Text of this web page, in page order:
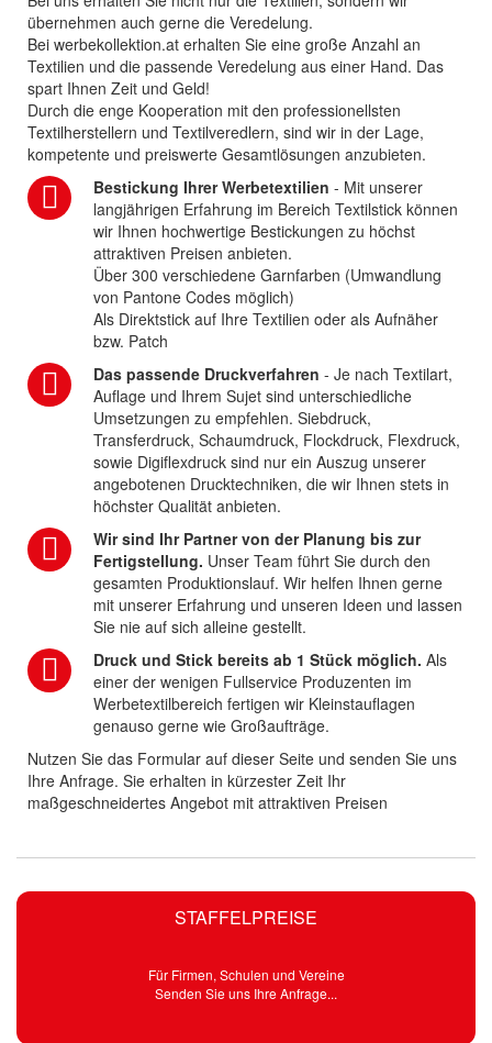
STAFFELPREISE
Für Firmen, Schulen und Vereine
Senden Sie uns Ihre Anfrage...
übernehmen auch gerne die Veredelung.
Bei werbekollektion.at erhalten Sie eine große Anzahl an
Textilien und die passende Veredelung aus einer Hand. Das
spart Ihnen Zeit und Geld!
Durch die enge Kooperation mit den professionellsten
Textilherstellern und Textilveredlern, sind wir in der Lage,
kompetente und preiswerte Gesamtlösungen anzubieten.
Bestickung Ihrer Werbetextilien - Mit unserer
langjährigen Erfahrung im Bereich Textilstick können
wir Ihnen hochwertige Bestickungen zu höchst
attraktiven Preisen anbieten.
Über 300 verschiedene Garnfarben (Umwandlung
von Pantone Codes möglich)
Als Direktstick auf Ihre Textilien oder als Aufnäher
bzw. Patch
Das passende Druckverfahren - Je nach Textilart,
Auflage und Ihrem Sujet sind unterschiedliche
Umsetzungen zu empfehlen. Siebdruck,
Transferdruck, Schaumdruck, Flockdruck, Flexdruck,
sowie Digiflexdruck sind nur ein Auszug unserer
angebotenen Drucktechniken, die wir Ihnen stets in
höchster Qualität anbieten.
Wir sind Ihr Partner von der Planung bis zur
Fertigstellung. Unser Team führt Sie durch den
gesamten Produktionslauf. Wir helfen Ihnen gerne
mit unserer Erfahrung und unseren Ideen und lassen
Sie nie auf sich alleine gestellt.
Druck und Stick bereits ab 1 Stück möglich. Als
einer der wenigen Fullservice Produzenten im
Werbetextilbereich fertigen wir Kleinstauflagen
genauso gerne wie Großaufträge.
Nutzen Sie das Formular auf dieser Seite und senden Sie uns
Ihre Anfrage. Sie erhalten in kürzester Zeit Ihr
maßgeschneidertes Angebot mit attraktiven Preisen